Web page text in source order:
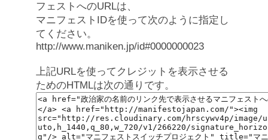
フェストへのURLは、
マニフェストIDを使って次のように指定し
てください。
http://www.maniken.jp/id#0000000023
上記URLを使ってクレジットを表示させる
ためのHTMLは次の通りです。